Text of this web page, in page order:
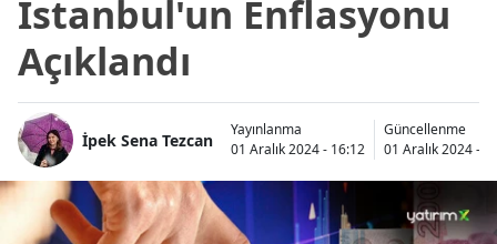
İstanbul'un Enflasyonu
Açıklandı
İpek Sena Tezcan
Yayınlanma
01 Aralık 2024 - 16:12
Güncellenme
01 Aralık 2024 -